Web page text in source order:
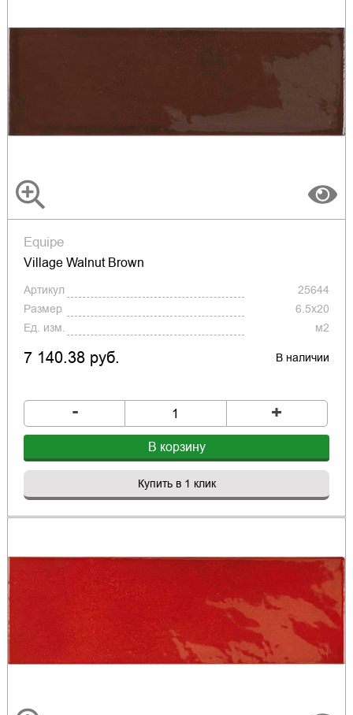
Equipe
Village Walnut Brown
Артикул
25644
Размер
6.5x20
Ед. изм.
м2
7 140.38 руб. В наличии
- +
В корзину
Купить в 1 клик